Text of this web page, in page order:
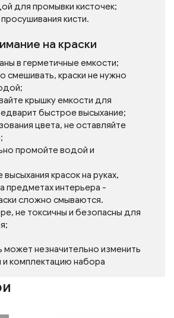
для промывки кисточек;
кисти.
на краски
в герметичные емкости;
смешивать, краски не нужно
крышку емкости для
быстрое высыхание;
цвета, не оставляйте
промойте водой и
красок на руках,
предметах интерьера -
сложно смываются.
не токсичны и безопасны для
может незначительно изменить
и комплектацию набора